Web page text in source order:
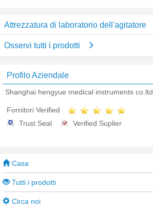
Attrezzatura di laboratorio dell'agitatore
Osservi tutti i prodotti
Profilo Aziendale
Shanghai hengyue medical instruments co.ltd
Fornitori Verified
Trust Seal
Verified Suplier
Casa
Tutti i prodotti
Circa noi